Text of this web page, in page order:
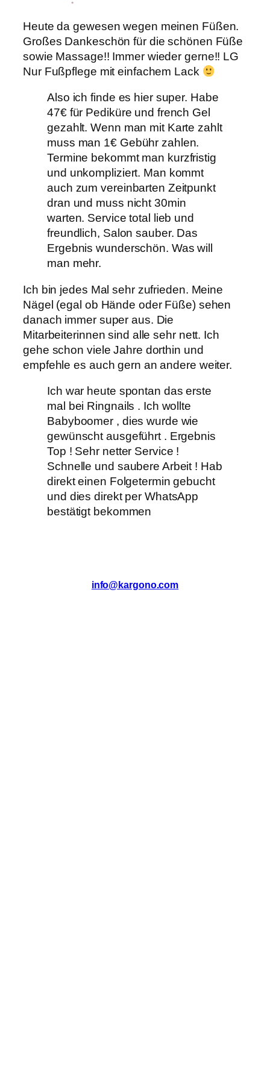
Heute da gewesen wegen meinen Füßen.
Großes Dankeschön für die schönen Füße
sowie Massage!! Immer wieder gerne!! LG
Nur Fußpflege mit einfachem Lack
Also ich finde es hier super. Habe
47€ für Pediküre und french Gel
gezahlt. Wenn man mit Karte zahlt
muss man 1€ Gebühr zahlen.
Termine bekommt man kurzfristig
und unkompliziert. Man kommt
auch zum vereinbarten Zeitpunkt
dran und muss nicht 30min
warten. Service total lieb und
freundlich, Salon sauber. Das
Ergebnis wunderschön. Was will
man mehr.
Ich bin jedes Mal sehr zufrieden. Meine
Nägel (egal ob Hände oder Füße) sehen
danach immer super aus. Die
Mitarbeiterinnen sind alle sehr nett. Ich
gehe schon viele Jahre dorthin und
empfehle es auch gern an andere weiter.
Ich war heute spontan das erste
mal bei Ringnails . Ich wollte
Babyboomer , dies wurde wie
gewünscht ausgeführt . Ergebnis
Top ! Sehr netter Service !
Schnelle und saubere Arbeit ! Hab
direkt einen Folgetermin gebucht
und dies direkt per WhatsApp
bestätigt bekommen
info@kargono.com